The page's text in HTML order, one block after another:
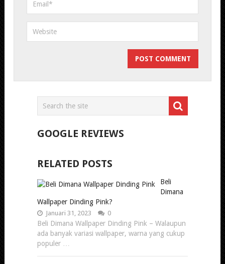
GOOGLE REVIEWS
RELATED POSTS
Beli
Dimana
Wallpaper Dinding Pink?
Januari 31, 2023 0
Beli Dimana Wallpaper Dinding Pink – Walaupun
ada banyak variasi wallpaper, warna yang cukup
populer …